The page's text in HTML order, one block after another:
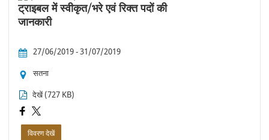
ट्राइबल में स्वीकृत/भरे एवं रिक्त पदों की
जानकारी
27/06/2019 - 31/07/2019
सतना
देखें (727 KB)
विवरण देखें